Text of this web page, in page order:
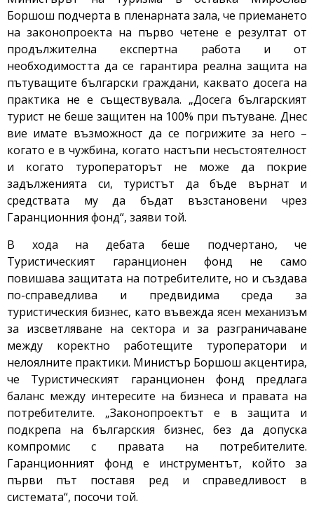
Боршош подчерта в пленарната зала, че приемането
на законопроекта на първо четене е резултат от
продължителна експертна работа и от
необходимостта да се гарантира реална защита на
пътуващите български граждани, каквато досега на
практика не е съществувала. „Досега българският
турист не беше защитен на 100% при пътуване. Днес
вие имате възможност да се погрижите за него –
когато е в чужбина, когато настъпи несъстоятелност
и когато туроператорът не може да покрие
задълженията си, туристът да бъде върнат и
средствата му да бъдат възстановени чрез
Гаранционния фонд“, заяви той.
В хода на дебата беше подчертано, че
Туристическият гаранционен фонд не само
повишава защитата на потребителите, но и създава
по-справедлива и предвидима среда за
туристическия бизнес, като въвежда ясен механизъм
за изсветляване на сектора и за разграничаване
между коректно работещите туроператори и
нелоялните практики. Министър Боршош акцентира,
че Туристическият гаранционен фонд предлага
баланс между интересите на бизнеса и правата на
потребителите. „Законопроектът е в защита и
подкрепа на българския бизнес, без да допуска
компромис с правата на потребителите.
Гаранционният фонд е инструментът, който за
първи път поставя ред и справедливост в
системата“, посочи той.